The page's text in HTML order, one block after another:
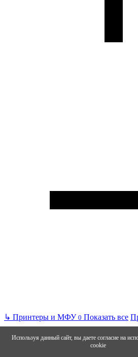
↳ Принтеры и МФУ 0 Показать все
Используя данный сайт, вы даете согласие на
cookie